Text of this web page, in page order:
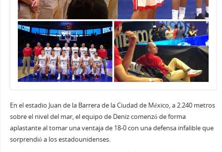
En el estadio Juan de la Barrera de la Ciudad de México, a 2.240 metros
sobre el nivel del mar, el equipo de Deniz comenzó de forma
aplastante al tomar una ventaja de 18-0 con una defensa infalible que
sorprendió a los estadounidenses.